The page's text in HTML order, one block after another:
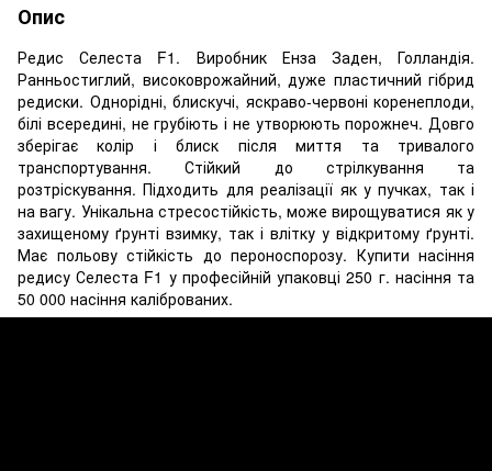
Опис
Редис Селеста F1. Виробник Енза Заден, Голландія.
Ранньостиглий, високоврожайний, дуже пластичний гібрид
редиски. Однорідні, блискучі, яскраво-червоні коренеплоди,
білі всередині, не грубіють і не утворюють порожнеч. Довго
зберігає колір і блиск після миття та тривалого
транспортування. Стійкий до стрілкування та
розтріскування. Підходить для реалізації як у пучках, так і
на вагу. Унікальна стресостійкість, може вирощуватися як у
захищеному ґрунті взимку, так і влітку у відкритому ґрунті.
Має польову стійкість до пероноспорозу. Купити насіння
редису Селеста F1 у професійній упаковці 250 г. насіння та
50 000 насіння каліброваних.